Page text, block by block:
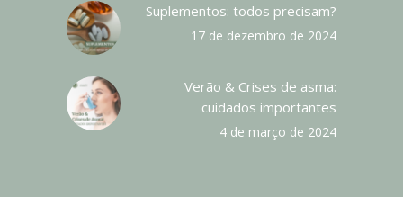
Suplementos: todos precisam?
17 de dezembro de 2024
Verão & Crises de asma:
cuidados importantes
4 de março de 2024